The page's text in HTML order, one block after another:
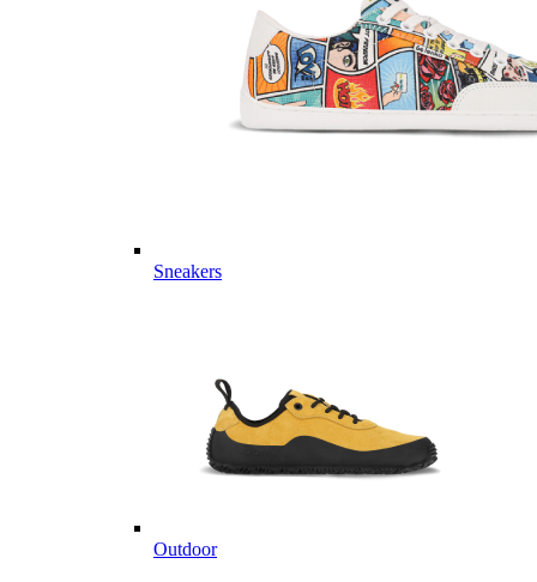
Sneakers
Outdoor